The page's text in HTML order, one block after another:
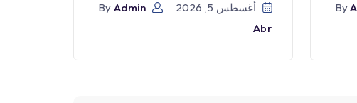
By أغسطس 5, 2026 By Admin
Abr